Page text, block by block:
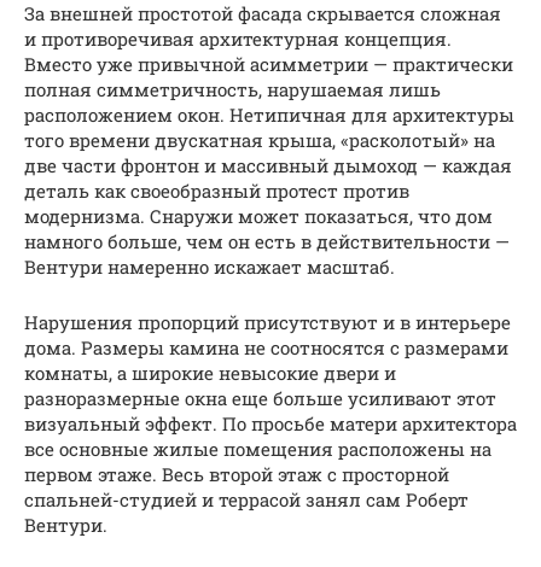
За внешней простотой фасада скрывается сложная
и противоречивая архитектурная концепция.
Вместо уже привычной асимметрии — практически
полная симметричность, нарушаемая лишь
расположением окон. Нетипичная для архитектуры
того времени двускатная крыша, «расколотый» на
две части фронтон и массивный дымоход — каждая
деталь как своеобразный протест против
модернизма. Снаружи может показаться, что дом
намного больше, чем он есть в действительности —
Вентури намеренно искажает масштаб.
Нарушения пропорций присутствуют и в интерьере
дома. Размеры камина не соотносятся с размерами
комнаты, а широкие невысокие двери и
разноразмерные окна еще больше усиливают этот
визуальный эффект. По просьбе матери архитектора
все основные жилые помещения расположены на
первом этаже. Весь второй этаж с просторной
спальней-студией и террасой занял сам Роберт
Вентури.